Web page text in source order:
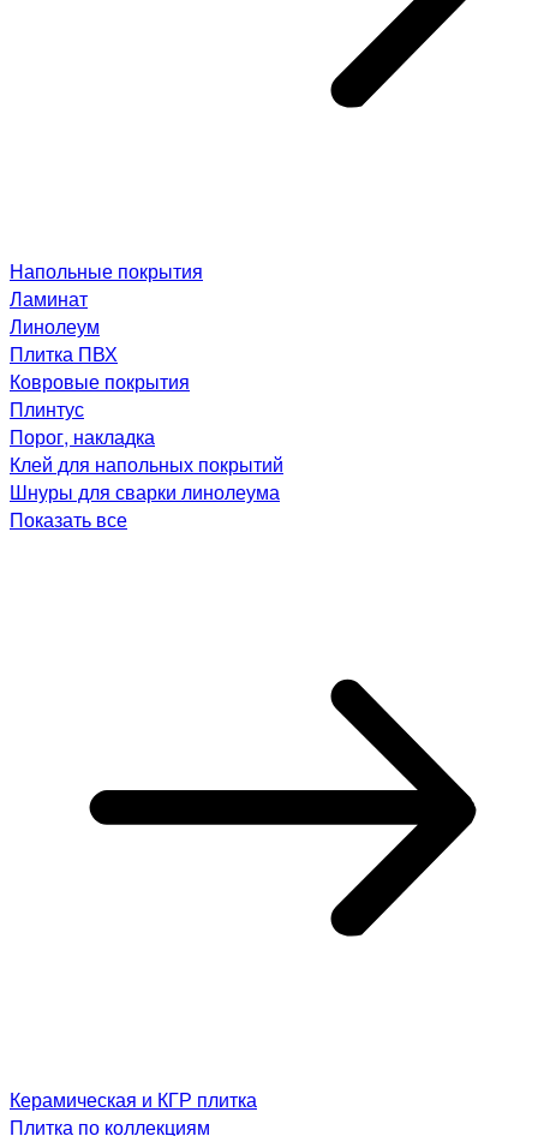
Напольные покрытия
Ламинат
Линолеум
Плитка ПВХ
Ковровые покрытия
Плинтус
Порог, накладка
Клей для напольных покрытий
Шнуры для сварки линолеума
Показать все
Керамическая и КГР плитка
Плитка по коллекциям